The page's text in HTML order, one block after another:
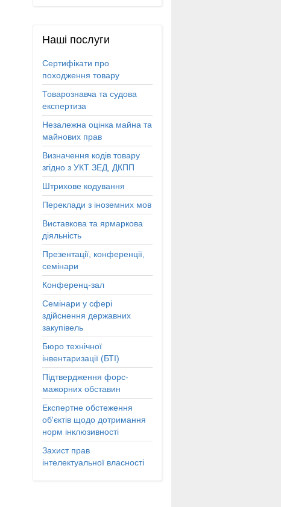
Наші послуги
Сертифікати про
походження товару
Товарознавча та судова
експертиза
Незалежна оцінка майна та
майнових прав
Визначення кодів товару
згідно з УКТ ЗЕД, ДКПП
Штрихове кодування
Переклади з іноземних мов
Виставкова та ярмаркова
діяльність
Презентації, конференції,
семінари
Конференц-зал
Семінари у сфері
здійснення державних
закупівель
Бюро технічної
інвентаризації (БТІ)
Підтвердження форс-
мажорних обставин
Експертне обстеження
об'єктів щодо дотримання
норм інклюзивності
Захист прав
інтелектуальної власності